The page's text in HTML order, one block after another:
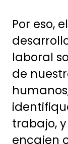
Por eso,
laboral
de
trabajo,
encajen